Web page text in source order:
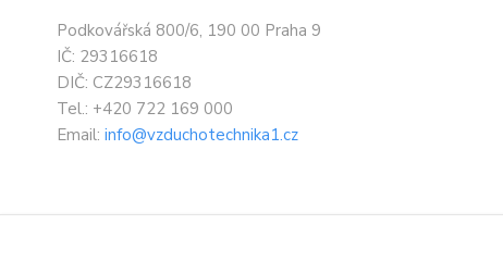
Podkovářská 800/6, 190 00 Praha 9
IČ: 29316618
DIČ: CZ29316618
Tel.: +420 722 169 000
Email: info@vzduchotechnika1.cz